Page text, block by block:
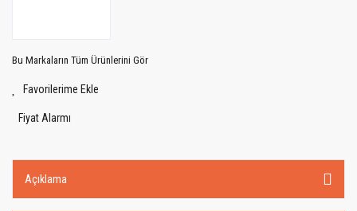
Bu Markaların Tüm Ürünlerini Gör
Fiyat Alarmı
Açıklama